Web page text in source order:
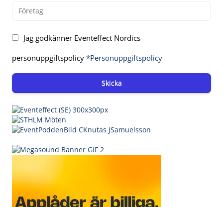
Jag godkänner Eventeffect Nordics
personuppgiftspolicy *Personuppgiftspolicy
Skicka